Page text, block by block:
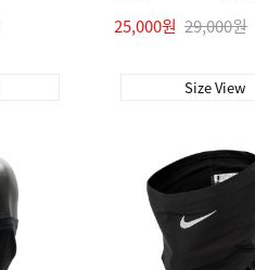
25,000원 29,000원
Size View